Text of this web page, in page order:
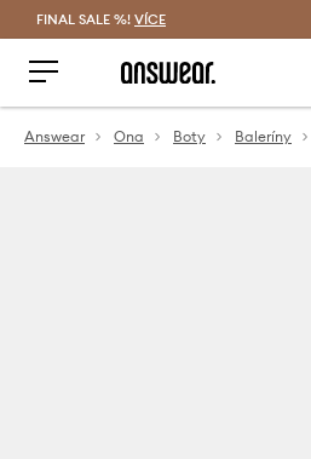
FINAL SALE %! VÍCE
Answear Ona Boty Baleríny